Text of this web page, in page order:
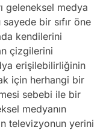
geleneksel medya
bir sıfır öne
kendilerini
çizgilerini
erişilebilirliğinin
için herhangi bir
sebebi ile bir
medyanın
televizyonun yerini